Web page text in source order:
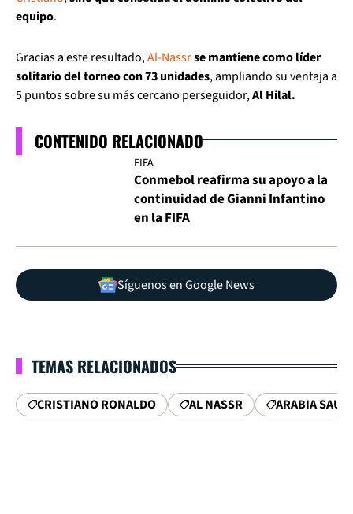
equipo.
Gracias a este resultado,Al-Nassrse mantiene como líder
solitario del torneo con 73 unidades, ampliando su ventaja a
5 puntos sobre su más cercano perseguidor,Al Hilal.
CONTENIDO RELACIONADO
FIFA
Conmebol reafirma su apoyo a la
continuidad de Gianni Infantino
en la FIFA
Síguenos en Google News
TEMAS RELACIONADOS
CRISTIANO RONALDO AL NASSR ARABIA SAUDÍ